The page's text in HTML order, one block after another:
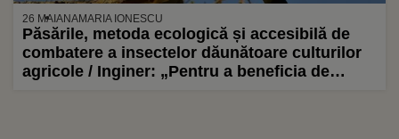
26 MAIANAMARIA IONESCU
Păsările, metoda ecologică și accesibilă de
combatere a insectelor dăunătoare culturilor
agricole / Inginer: „Pentru a beneficia de